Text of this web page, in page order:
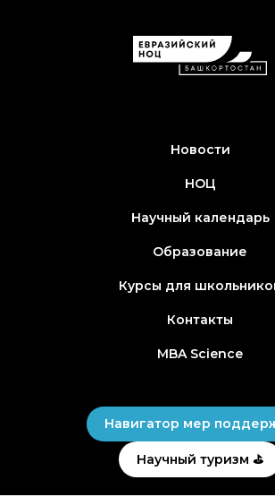
Новости
НОЦ
Научный календарь
Образование
Курсы для
Контакты
MBA Science
Навигатор мер
Научный туризм ⛳